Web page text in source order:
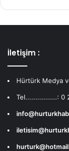
İletişim :
Hürtürk Medya
Tel................: 0